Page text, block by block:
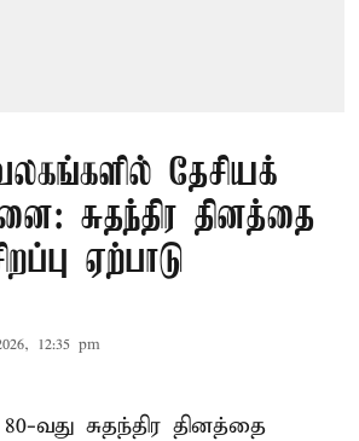
தேசியக்
சுதந்திர தினத்தை
ஏற்பாடு
12:35 pm
வது சுதந்திர தினத்தை